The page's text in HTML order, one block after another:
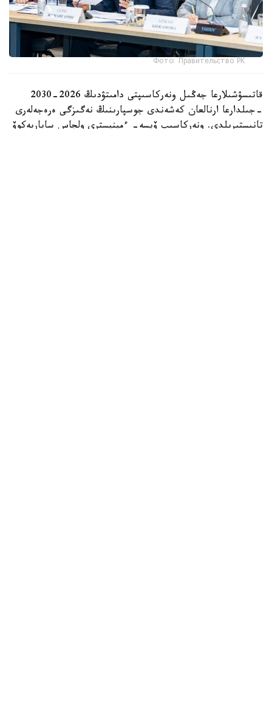
Фото: Правительство РК
قاتىسۋشىلارعا جەڭىل ونەركاسىپتى دامىتۋدىڭ 2026-2030
-جىلدارعا ارنالعان كەشەندى جوسپارىنىڭ نەگىزگى ەرەجەلەرى
تانىستىرىلدى. ونەركاسىپ ۆيسە- ءمينيسترى ولجاس ساپاربەكوۆ